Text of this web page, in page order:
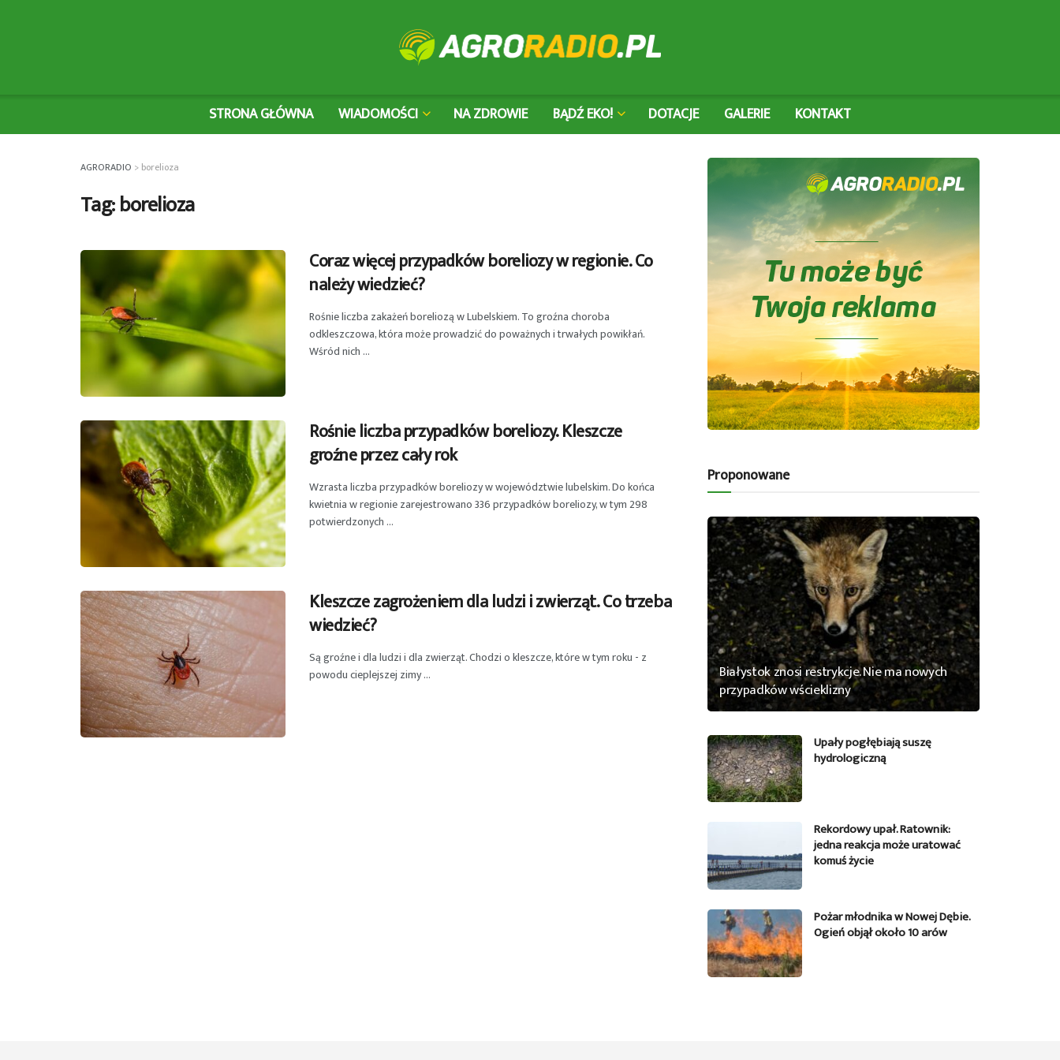
STRONA GŁÓWNA WIADOMOŚCI NA ZDROWIE BĄDŹ EKO! DOTACJE GALERIE KONTAKT
AGRORADIO > borelioza
Tag:borelioza
Coraz więcej przypadków boreliozy w regionie. Co
należy wiedzieć?
Rośnie liczba zakażeń boreliozą w Lubelskiem. To groźna choroba
odkleszczowa, która może prowadzić do poważnych i trwałych powikłań.
Wśród nich ...
Rośnie liczba przypadków boreliozy. Kleszcze
groźne przez cały rok
Wzrasta liczba przypadków boreliozy w województwie lubelskim. Do końca
kwietnia w regionie zarejestrowano 336 przypadków boreliozy, w tym 298
potwierdzonych ...
Kleszcze zagrożeniem dla ludzi i zwierząt. Co trzeba
wiedzieć?
Są groźne i dla ludzi i dla zwierząt. Chodzi o kleszcze, które w tym roku - z
powodu cieplejszej zimy ...
Proponowane
Białystok znosi restrykcje. Nie ma nowych
przypadków wścieklizny
Upały pogłębiają suszę
hydrologiczną
Rekordowy upał. Ratownik:
jedna reakcja może uratować
komuś życie
Pożar młodnika w Nowej Dębie.
Ogień objął około 10 arów